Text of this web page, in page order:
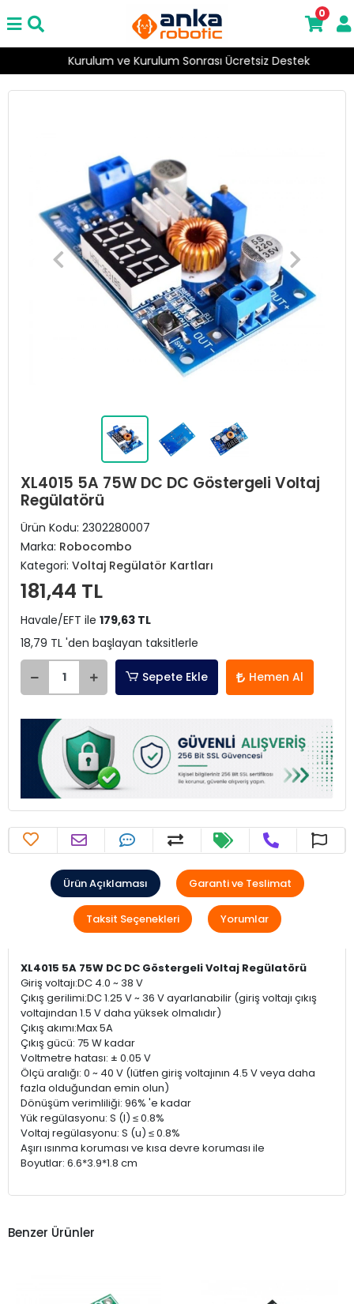
Kurulum ve Kurulum Sonrası Ücretsiz Destek
0
XL4015 5A 75W DC DC Göstergeli Voltaj
Regülatörü
Ürün Kodu: 2302280007
Marka: Robocombo
Kategori: Voltaj Regülatör Kartları
181,44 TL
Havale/EFT ile 179,63 TL
18,79 TL 'den başlayan taksitlerle
Sepete Ekle Hemen Al
Ürün Açıklaması Garanti ve Teslimat
Taksit Seçenekleri Yorumlar
XL4015 5A 75W DC DC Göstergeli Voltaj Regülatörü
Giriş voltajı:DC 4.0 ~ 38 V
Çıkış gerilimi:DC 1.25 V ~ 36 V ayarlanabilir (giriş voltajı çıkış
voltajından 1.5 V daha yüksek olmalıdır)
Çıkış akımı:Max 5A
Çıkış gücü: 75 W kadar
Voltmetre hatası: ± 0.05 V
Ölçü aralığı: 0 ~ 40 V (lütfen giriş voltajının 4.5 V veya daha
fazla olduğundan emin olun)
Dönüşüm verimliliği: 96% 'e kadar
Yük regülasyonu: S (I) ≤ 0.8%
Voltaj regülasyonu: S (u) ≤ 0.8%
Aşırı ısınma koruması ve kısa devre koruması ile
Boyutlar: 6.6*3.9*1.8 cm
Benzer Ürünler